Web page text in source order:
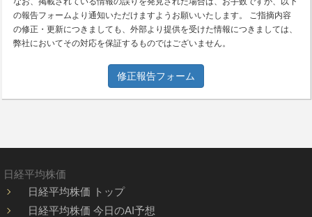
の報告フォームより通知いただけますようお願いいたします。 ご指摘内容
の修正・更新につきましても、外部より提供を受けた情報につきましては、
弊社においてその対応を保証するものではございません。
修正報告フォーム
日経平均株価
日経平均株価 トップ
日経平均株価 今日のAI予想